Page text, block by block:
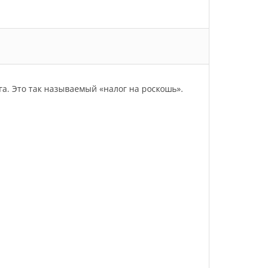
Это так называемый «налог на роскошь».